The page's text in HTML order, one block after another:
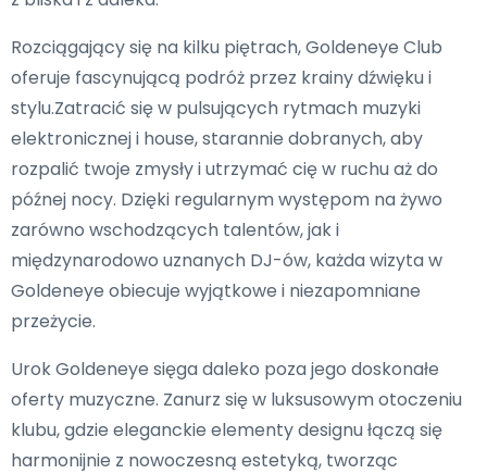
Rozciągający się na kilku piętrach, Goldeneye Club
oferuje fascynującą podróż przez krainy dźwięku i
stylu.Zatracić się w pulsujących rytmach muzyki
elektronicznej i house, starannie dobranych, aby
rozpalić twoje zmysły i utrzymać cię w ruchu aż do
późnej nocy. Dzięki regularnym występom na żywo
zarówno wschodzących talentów, jak i
międzynarodowo uznanych DJ-ów, każda wizyta w
Goldeneye obiecuje wyjątkowe i niezapomniane
przeżycie.
Urok Goldeneye sięga daleko poza jego doskonałe
oferty muzyczne. Zanurz się w luksusowym otoczeniu
klubu, gdzie eleganckie elementy designu łączą się
harmonijnie z nowoczesną estetyką, tworząc